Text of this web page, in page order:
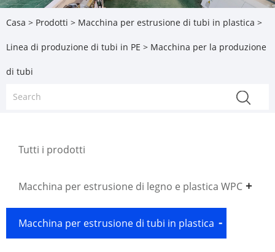
Casa > Prodotti > Macchina per estrusione di tubi in plastica >
Linea di produzione di tubi in PE > Macchina per la produzione
di tubi
Tutti i prodotti
Macchina per estrusione di legno e plastica WPC
Macchina per estrusione di tubi in plastica